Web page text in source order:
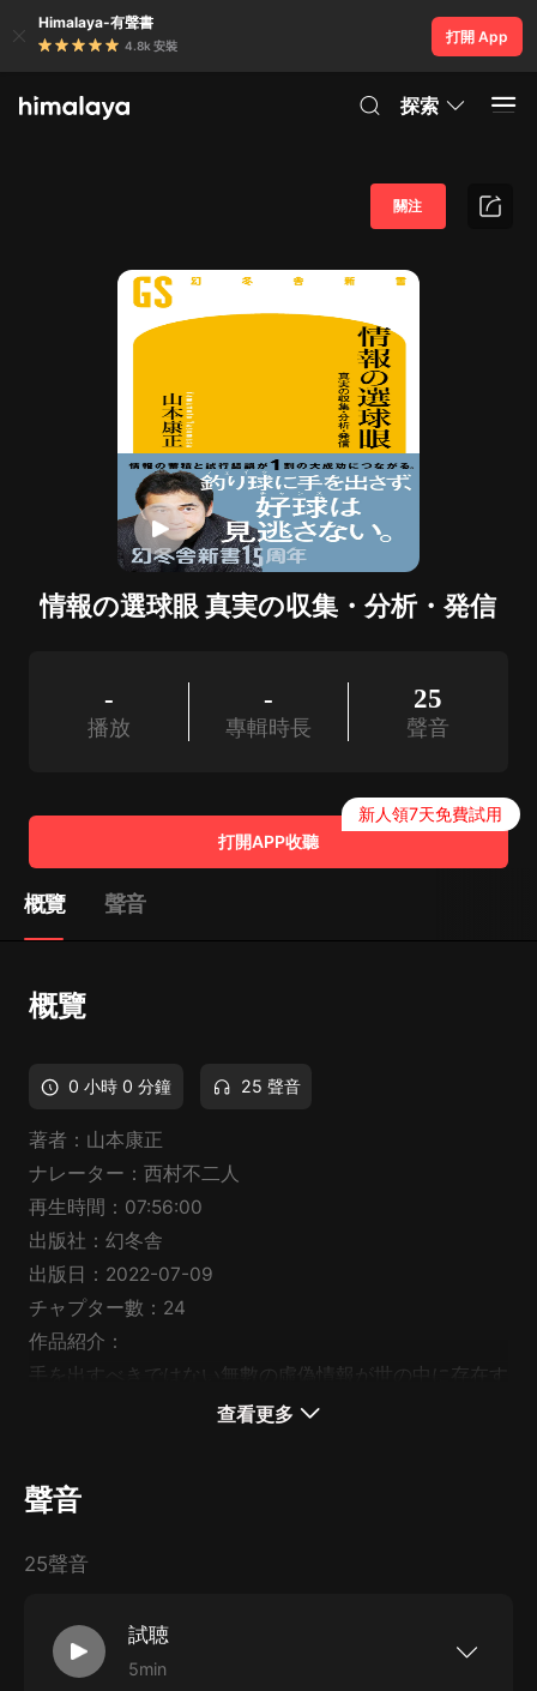
Himalaya-有聲書
4.8k 安裝
打開 App
探索
情報の選球眼 真実の収集・分析・発信
關注
-
播放
-
專輯時長
25
聲音
打開APP收聽
新人領7天免費試用
概覽 聲音
概覽
0 小時 0 分鐘 25 聲音
著者：山本康正
ナレーター：西村不二人
再生時間：07:56:00
出版社：幻冬舎
出版日：2022-07-09
チャプター數：24
作品紹介：
手を出すべきではない無數の虛偽情報が世の中に存在す
る。経営や投資において、フェイクや誤報を元に判斷を
報が10あっても、大成功に結び付くのはたった1つ。ト
が、彼らはその10の好機を見逃さずにバットを振り続
情報の収集・活用法を指南。真実を見極める眼と、利益
を最大化する思考力を養う一冊。
查看更多
聲音
25聲音
試聴
5min